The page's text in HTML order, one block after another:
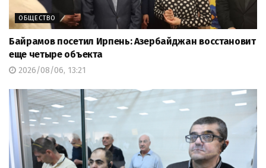
ОБЩЕСТВО
Байрамов посетил Ирпень: Азербайджан восстановит
еще четыре объекта
2026/08/06, 13:21